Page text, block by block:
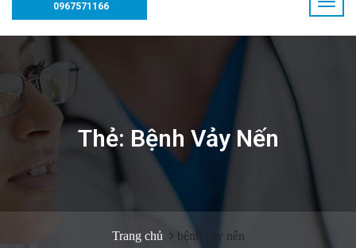
0967571166
Thẻ: Bệnh Vảy Nến
Trang chủ bệnh vảy nến